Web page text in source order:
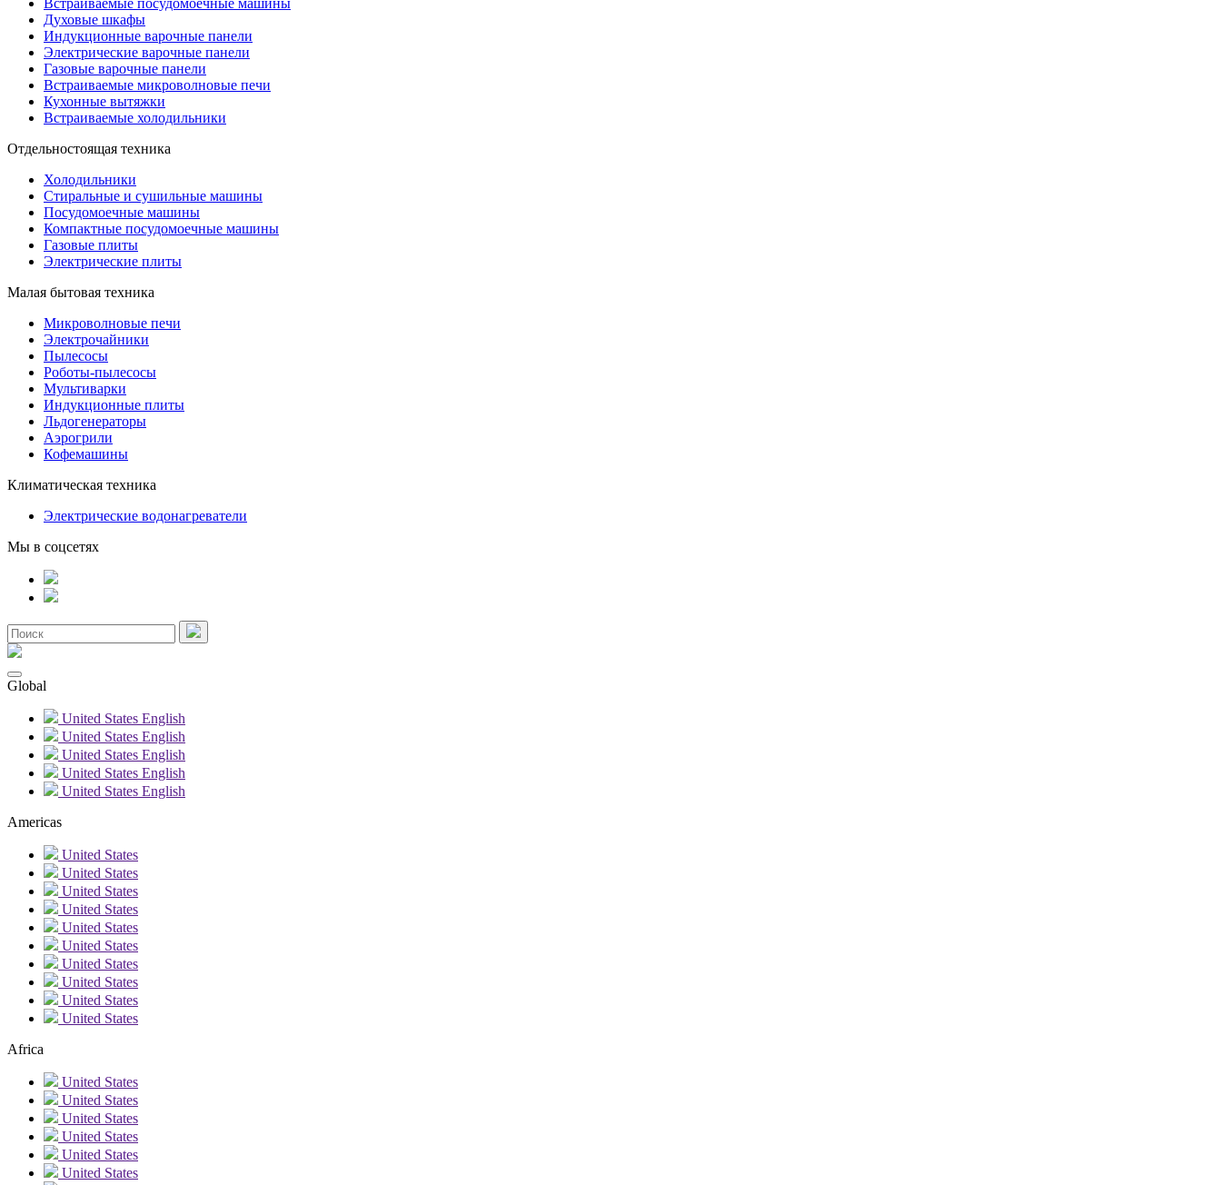
Встраиваемые посудомоечные машины
Духовые шкафы
Индукционные варочные панели
Электрические варочные панели
Газовые варочные панели
Встраиваемые микроволновые печи
Кухонные вытяжки
Встраиваемые холодильники
Отдельностоящая техника
Холодильники
Стиральные и сушильные машины
Посудомоечные машины
Компактные посудомоечные машины
Газовые плиты
Электрические плиты
Малая бытовая техника
Микроволновые печи
Электрочайники
Пылесосы
Роботы-пылесосы
Мультиварки
Индукционные плиты
Льдогенераторы
Аэрогрили
Кофемашины
Климатическая техника
Электрические водонагреватели
Мы в соцсетях
Global
United States English
United States English
United States English
United States English
United States English
Americas
United States
United States
United States
United States
United States
United States
United States
United States
United States
United States
Africa
United States
United States
United States
United States
United States
United States